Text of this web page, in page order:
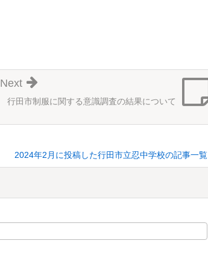
行田市制服に関する意識調査の結果について
Next
2024年2月に投稿した行田市立忍中学校の記事一覧